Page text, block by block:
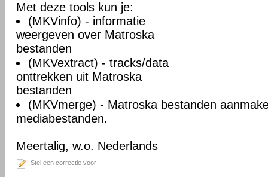
Met deze tools kun je:
(MKVinfo) - informatie
weergeven over Matroska
bestanden
(MKVextract) - tracks/data
onttrekken uit Matroska
bestanden
(MKVmerge) - Matroska bestanden
mediabestanden.
Meertalig, w.o. Nederlands
Stel een correctie voor